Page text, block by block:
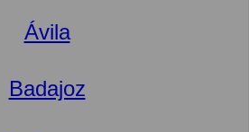
Ávila
Badajoz